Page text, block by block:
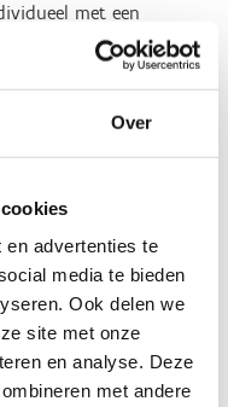
Over
en advertenties te
media te bieden
Ook delen we
site met onze
en analyse. Deze
met andere
met een
topsporters start
enkel tot het